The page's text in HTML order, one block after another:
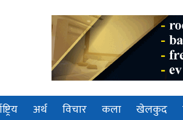
अर्थ विचार कला खेलकुद